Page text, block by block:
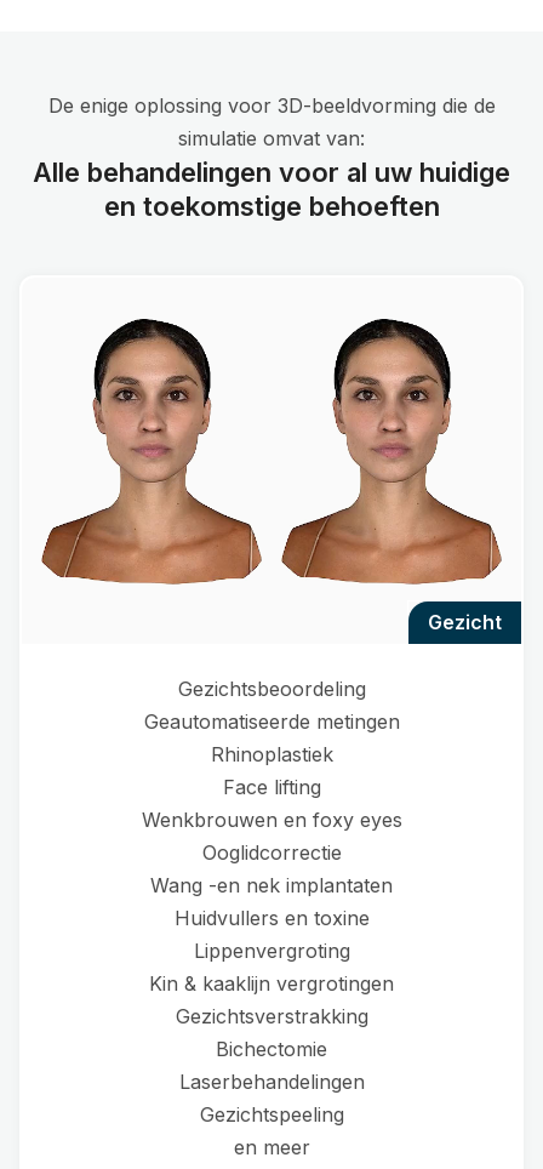
De enige oplossing voor 3D-beeldvorming die de
simulatie omvat van:
Alle behandelingen voor al uw huidige
en toekomstige behoeften
gezicht
Gezichtsbeoordeling
Geautomatiseerde metingen
Rhinoplastiek
Face lifting
Wenkbrouwen en foxy eyes
Ooglidcorrectie
Wang -en nek implantaten
Huidvullers en toxine
Lippenvergroting
Kin & kaaklijn vergrotingen
Gezichtsverstrakking
Bichectomie
Laserbehandelingen
Gezichtspeeling
en meer